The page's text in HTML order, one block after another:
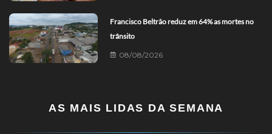
Francisco Beltrão reduz em 64% as mortes no
trânsito
08/08/2026
AS MAIS LIDAS DA SEMANA